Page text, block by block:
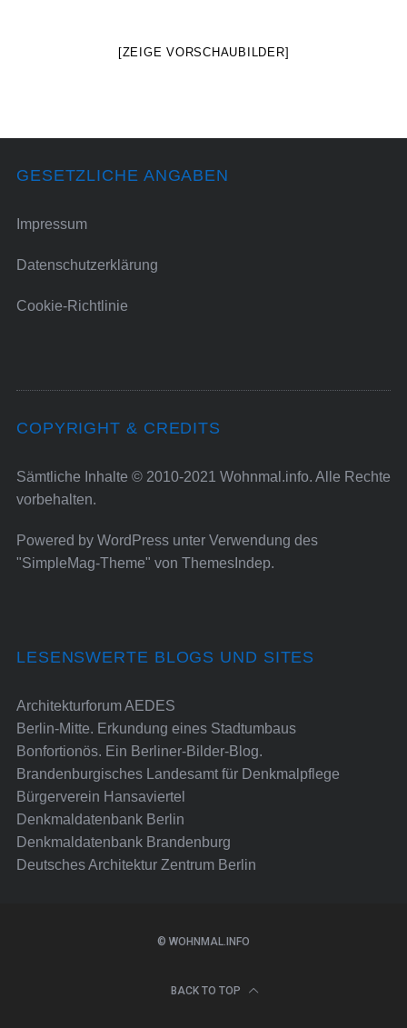
[ZEIGE VORSCHAUBILDER]
GESETZLICHE ANGABEN
Impressum
Datenschutzerklärung
Cookie-Richtlinie
COPYRIGHT & CREDITS
Sämtliche Inhalte © 2010-2021 Wohnmal.info. Alle Rechte
vorbehalten.
Powered by WordPressunter Verwendung des
"SimpleMag-Theme" von ThemesIndep.
LESENSWERTE BLOGS UND SITES
Architekturforum AEDES
Berlin-Mitte. Erkundung eines Stadtumbaus
Bonfortionös. Ein Berliner-Bilder-Blog.
Brandenburgisches Landesamt für Denkmalpflege
Bürgerverein Hansaviertel
Denkmaldatenbank Berlin
Denkmaldatenbank Brandenburg
Deutsches Architektur Zentrum Berlin
© WOHNMAL.INFO
BACK TO TOP